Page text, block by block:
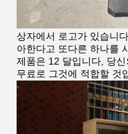
상자에서 로고가 있습니
아한다고 또다른 하나를
제품은 12 달입니다, 당
무료로 그것에 적합할 것